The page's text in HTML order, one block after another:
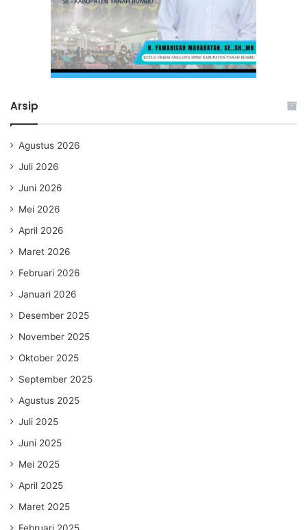
Arsip
Agustus 2026
Juli 2026
Juni 2026
Mei 2026
April 2026
Maret 2026
Februari 2026
Januari 2026
Desember 2025
November 2025
Oktober 2025
September 2025
Agustus 2025
Juli 2025
Juni 2025
Mei 2025
April 2025
Maret 2025